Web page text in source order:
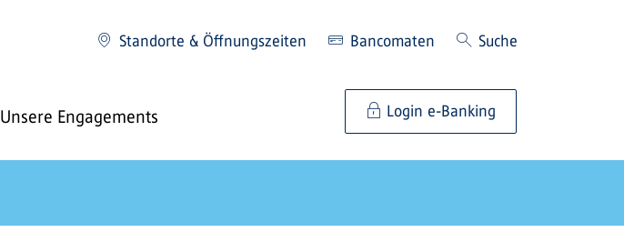
Standorte & Öffnungszeiten Bancomaten Suche
Unsere Engagements Login e-Banking